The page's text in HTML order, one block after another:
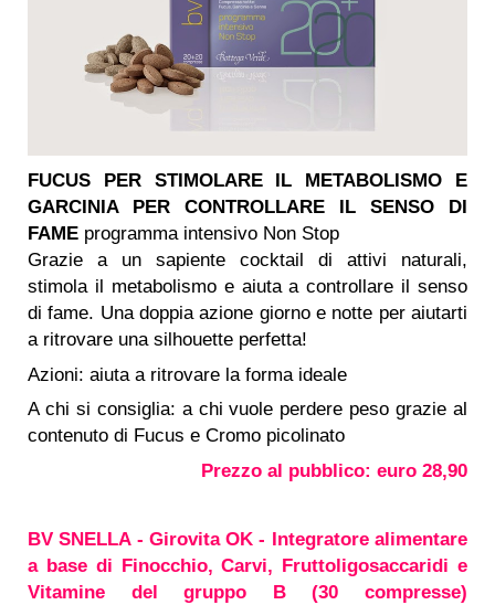
FUCUS PER STIMOLARE IL METABOLISMO E
GARCINIA PER CONTROLLARE IL SENSO DI
FAME programma intensivo Non Stop
Grazie a un sapiente cocktail di attivi naturali,
stimola il metabolismo e aiuta a controllare il senso
di fame. Una doppia azione giorno e notte per aiutarti
a ritrovare una silhouette perfetta!
Azioni: aiuta a ritrovare la forma ideale
A chi si consiglia: a chi vuole perdere peso grazie al
contenuto di Fucus e Cromo picolinato
Prezzo al pubblico: euro 28,90
BV SNELLA - Girovita OK - Integratore alimentare
a base di Finocchio, Carvi, Fruttoligosaccaridi e
Vitamine del gruppo B (30 compresse)